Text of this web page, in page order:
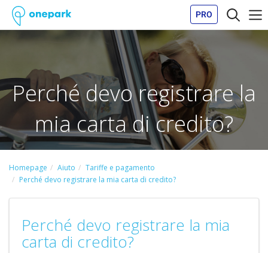
PRO
Perché devo registrare la
mia carta di credito?
Homepage Aiuto
Tariffe e pagamento
Perché devo registrare la mia carta di credito?
Perché devo registrare la mia
carta di credito?